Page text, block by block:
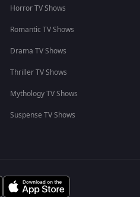
Horror TV Shows
Romantic TV Shows
Drama TV Shows
Thriller TV Shows
Mythology TV Shows
Suspense TV Shows